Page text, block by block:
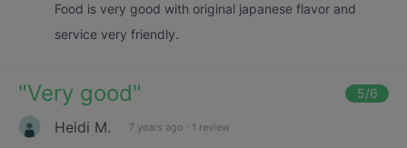
Food is very good with original japanese flavor and
service very friendly.
"Very good" 5/6
Heidi M. 7 years ago · 1 review